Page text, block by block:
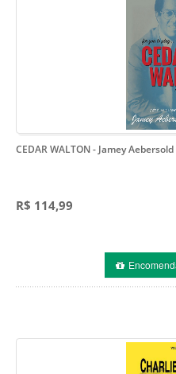
CEDAR WALTON - Jamey Aebersold
R$ 114,99